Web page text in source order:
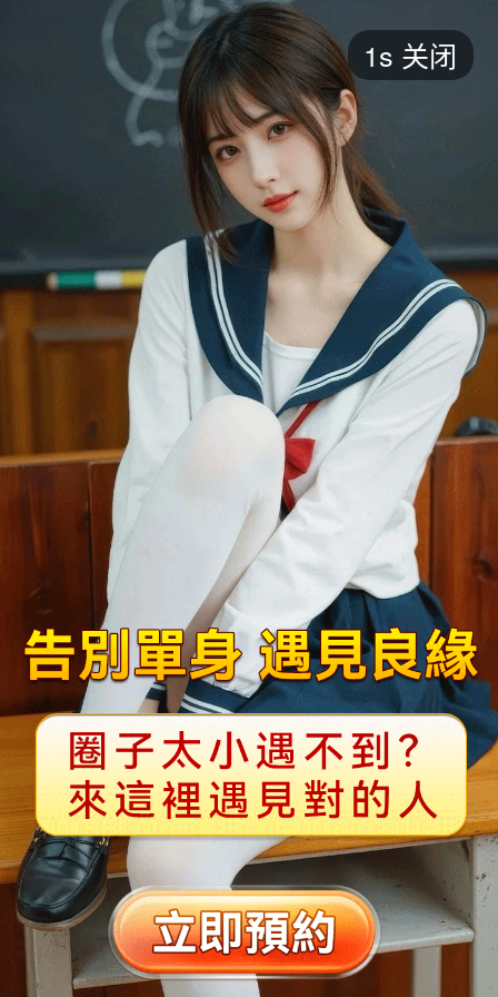
短剧
最热 添加 评分
都市 甜宠 逆袭 玄幻
2025 2024 2023 2022
全部 大陆 香港 台湾 美国 韩国 日本
1s 关闭